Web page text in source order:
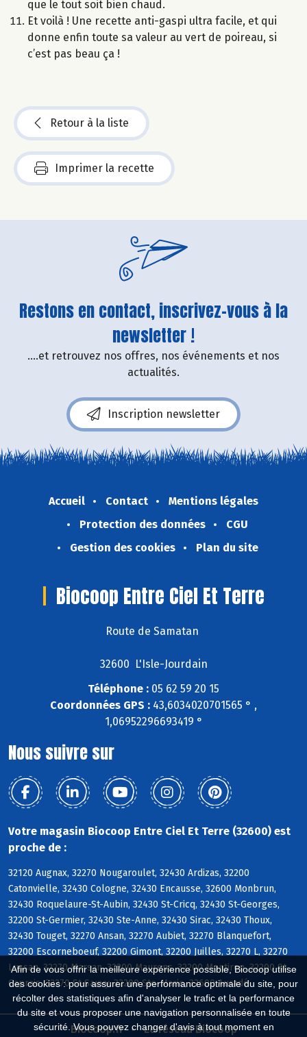
Afin de vous offrir la meilleure expérience possible, Biocoop utilise
des cookies : pour assurer une performance optimale du site, pour
récolter des statistiques afin d'analyser le trafic et la performance
du site et vous proposer une navigation personnalisée en toute
sécurité. Vous pouvez changer d'avis à tout moment en
que le tout soit bien chaud.
Et voilà ! Une recette anti-gaspi ultra facile, et qui
donne enfin toute sa valeur au vert de poireau, si
c’est pas beau ça !
Retour à la liste
Imprimer la recette
Restons en contact, inscrivez-vous à la
newsletter !
....et retrouvez nos offres, nos événements et nos
actualités.
Inscription newsletter
Accueil Contact
Mentions légales
Protection des données
CGU
Gestion des cookies
Plan du site
Biocoop Entre Ciel Et Terre
Route de Samatan
32600 L'Isle-Jourdain
Téléphone : 05 62 59 20 15
Coordonnées GPS : 43,6034020701565 ° ,
1,06952296693419 °
Nous suivre sur
Votre magasin Biocoop Entre Ciel Et Terre (32600) est
proche de :
32120 Augnax, 32270 Nougaroulet, 32430 Ardizas, 32200
Catonvielle, 32430 Cologne, 32430 Encausse, 32600 Monbrun,
32430 Roquelaure-St-Aubin, 32430 St-Cricq, 32430 St-Georges,
32200 St-Germier, 32430 Ste-Anne, 32430 Sirac, 32430 Thoux,
32430 Touget, 32270 Ansan, 32270 Aubiet, 32270 Blanquefort,
32200 Escorneboeuf, 32200 Gimont, 32200 Juilles, 32270 L, 32270
Lussan, 32270 Marsan, 32200 Maurens, 32200 Montiron, 32200 St-
Caprais, 32270 St-Sauvy, 32200 Ste-Marie, 32600 Auradé
Biocoop.fr Le réseau Biocoop